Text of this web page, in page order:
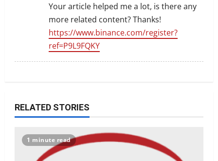
Your article helped me a lot, is there any
more related content? Thanks!
https://www.binance.com/register?
ref=P9L9FQKY
RELATED STORIES
1 minute read